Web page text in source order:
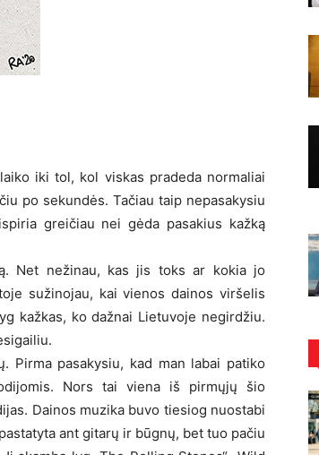
iki tol, kol viskas pradeda normaliai
po sekundės. Tačiau taip nepasakysiu
greičiau nei gėda pasakius kažką
Net nežinau, kas jis toks ar kokia jo
sužinojau, kai vienos dainos viršelis
kažkas, ko dažnai Lietuvoje negirdžiu.
Pirma pasakysiu, kad man labai patiko
Nors tai viena iš pirmųjų šio
Dainos muzika buvo tiesiog nuostabi
ant gitarų ir būgnų, bet tuo pačiu